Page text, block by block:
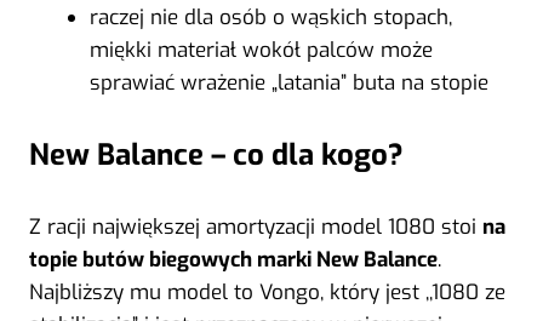
raczej nie dla osób o wąskich stopach,
miękki materiał wokół palców może
sprawiać wrażenie „latania” buta na stopie
New Balance – co dla kogo?
Z racji największej amortyzacji model 1080 stoi na
topie butów biegowych marki New Balance.
Najbliższy mu model to Vongo, który jest ,,1080 ze